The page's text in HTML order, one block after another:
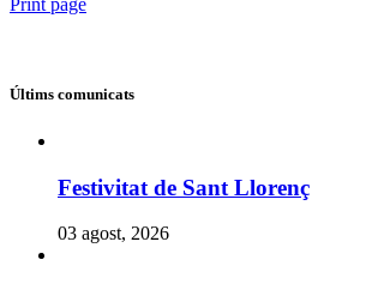
Últims comunicats
Festivitat de Sant Llorenç
03 agost, 2026